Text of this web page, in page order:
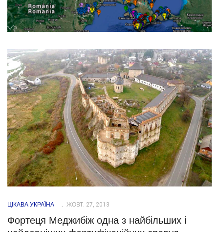
ЦІКАВА УКРАЇНА ЖОВТ. 27, 2013
Фортеця Меджибіж одна з найбільших і